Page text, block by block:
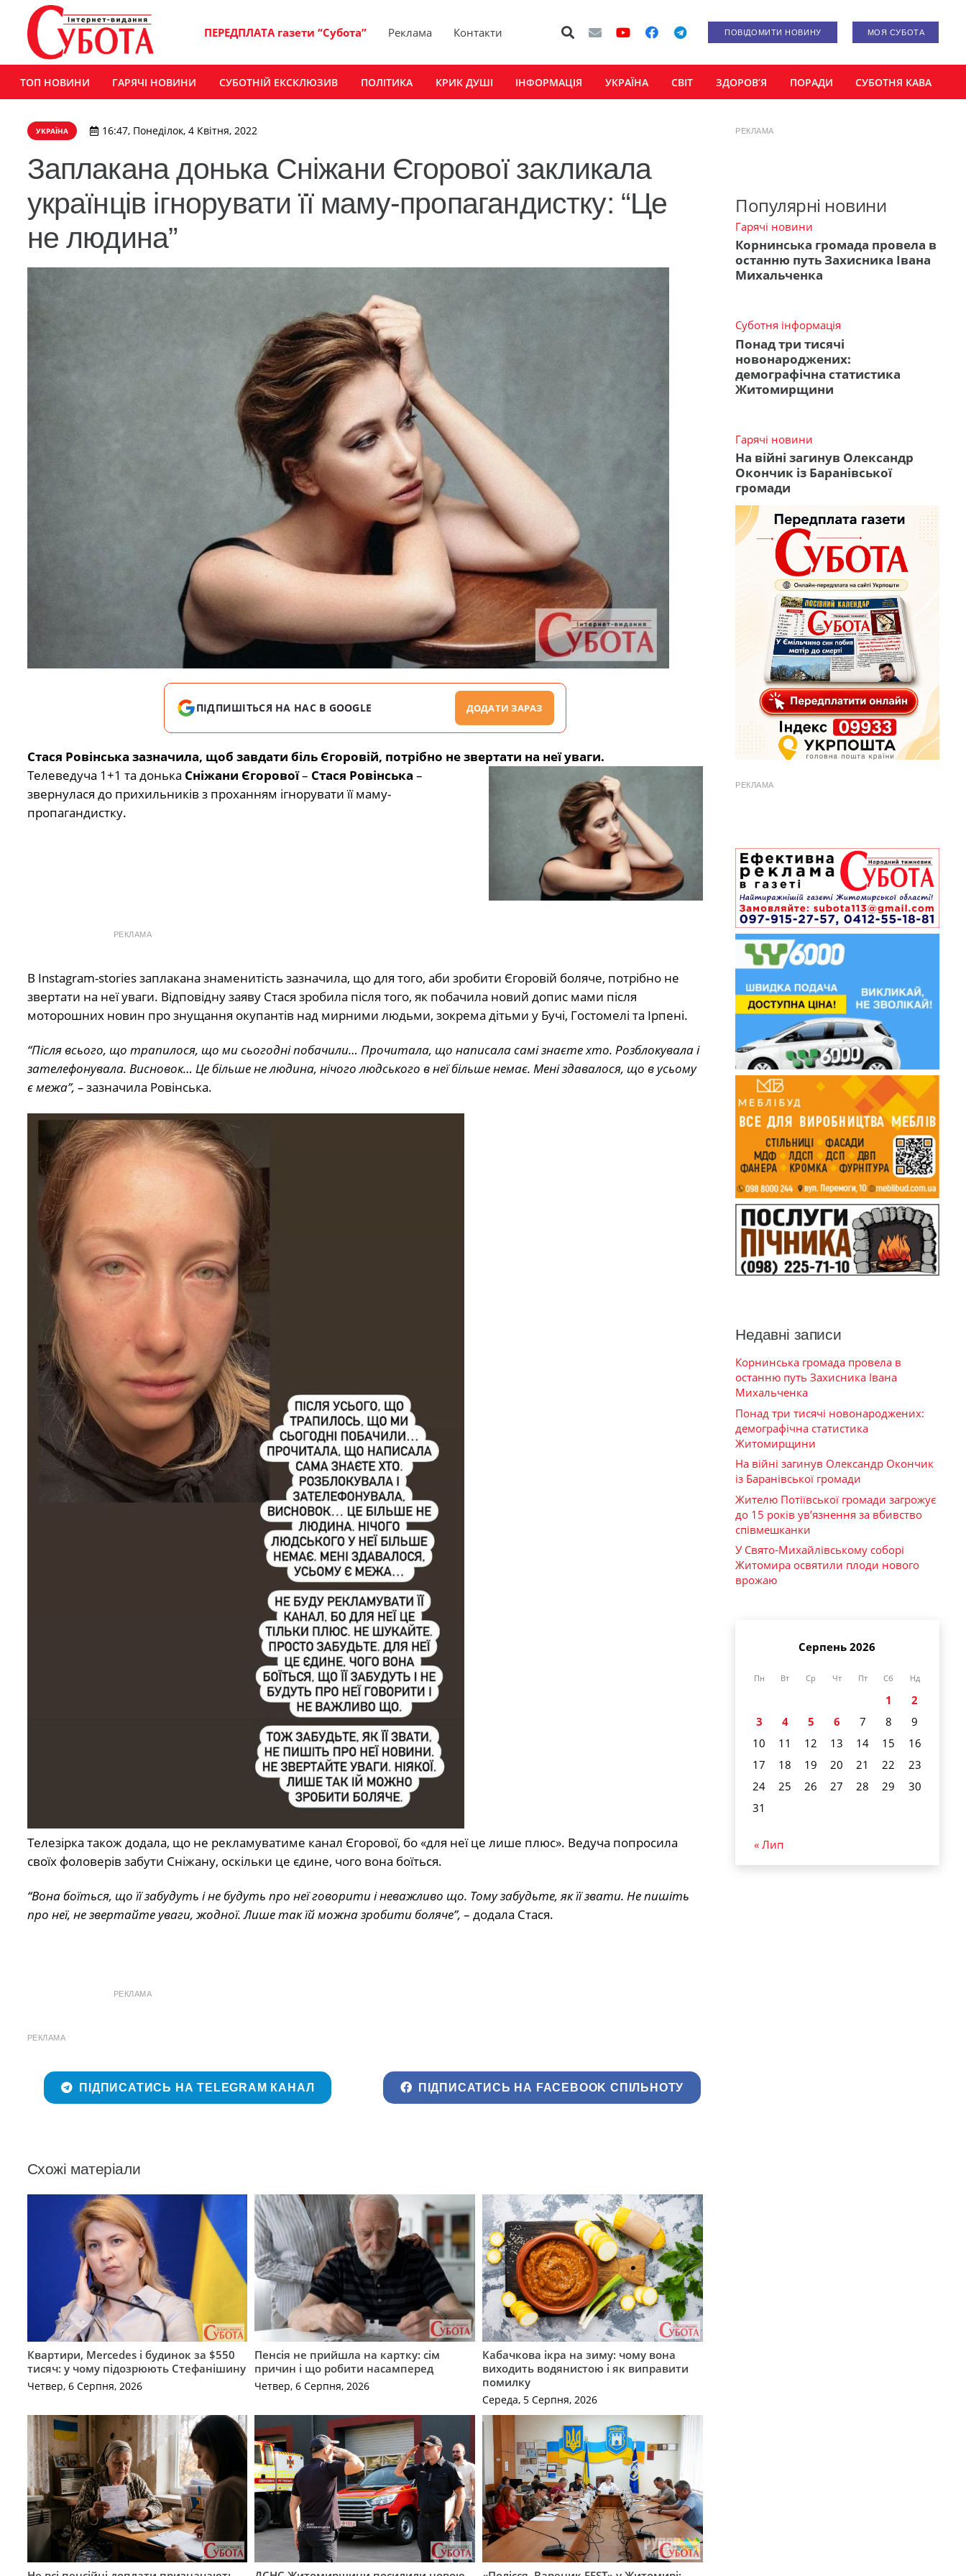
ПЕРЕДПЛАТА газети “Субота” Реклама Контакти ПОВІДОМИТИ НОВИНУ МОЯ СУБОТА
ТОП НОВИНИ ГАРЯЧІ НОВИНИ СУБОТНІЙ ЕКСКЛЮЗИВ ПОЛІТИКА КРИК ДУШІ ІНФОРМАЦІЯ УКРАЇНА СВІТ ЗДОРОВ’Я ПОРАДИ СУБОТНЯ КАВА
УКРАЇНА 16:47, Понеділок, 4 Квітня, 2022
Заплакана донька Сніжани Єгорової закликала
українців ігнорувати її маму-пропагандистку: “Це
не людина”
ПІДПИШІТЬСЯ НА НАС В GOOGLE ДОДАТИ ЗАРАЗ
Стася Ровінська зазначила, щоб завдати біль Єгоровій, потрібно не звертати на неї уваги.
Телеведуча 1+1 та донька Сніжани Єгорової– Стася Ровінська –
звернулася до прихильників з проханням ігнорувати її маму-
пропагандистку.
РЕКЛАМА
В Instagram-stories заплакана знаменитість зазначила, що для того, аби зробити Єгоровій боляче, потрібно не
звертати на неї уваги. Відповідну заяву Стася зробила після того, як побачила новий допис мами після
моторошних новин про знущання окупантів над мирними людьми, зокрема дітьми у Бучі, Гостомелі та Ірпені.
“Після всього, що трапилося, що ми сьогодні побачили… Прочитала, що написала самі знаєте хто. Розблокувала і
зателефонувала. Висновок… Це більше не людина, нічого людського в неї більше немає. Мені здавалося, що в усьому
є межа”, –зазначила Ровінська.
Телезірка також додала, що не рекламуватиме канал Єгорової, бо «для неї це лише плюс». Ведуча попросила
своїх фоловерів забути Сніжану, оскільки це єдине, чого вона боїться.
“Вона боїться, що її забудуть і не будуть про неї говорити і неважливо що. Тому забудьте, як її звати. Не пишіть
про неї, не звертайте уваги, жодної. Лише так їй можна зробити боляче”, – додала Стася.
РЕКЛАМА
РЕКЛАМА
ПІДПИСАТИСЬ НА TELEGRAM КАНАЛ ПІДПИСАТИСЬ НА FACEBOOK СПІЛЬНОТУ
Схожі матеріали
Квартири, Mercedes і будинок за $550
тисяч: у чому підозрюють Стефанішину
Четвер, 6 Серпня, 2026
Пенсія не прийшла на картку: сім
причин і що робити насамперед
Четвер, 6 Серпня, 2026
Кабачкова ікра на зиму: чому вона
виходить водянистою і як виправити
помилку
Середа, 5 Серпня, 2026
РЕКЛАМА
Популярні новини
Гарячі новини
Корнинська громада провела в
останню путь Захисника Івана
Михальченка
Суботня інформація
Понад три тисячі
новонароджених:
демографічна статистика
Житомирщини
Гарячі новини
На війні загинув Олександр
Окончик із Баранівської
громади
РЕКЛАМА
Недавні записи
Корнинська громада провела в
останню путь Захисника Івана
Михальченка
Понад три тисячі новонароджених:
демографічна статистика
Житомирщини
На війні загинув Олександр Окончик
із Баранівської громади
Жителю Потіївської громади загрожує
до 15 років ув’язнення за вбивство
співмешканки
У Свято-Михайлівському соборі
Житомира освятили плоди нового
врожаю
Серпень 2026
Пн Вт Ср Чт Пт Сб Нд
1
2
3
4 5 6 7 8
9
10
11 12 13 14 15
16
17
18 19 20 21 22
23
24
25 26 27 28 29
30
31
« Лип